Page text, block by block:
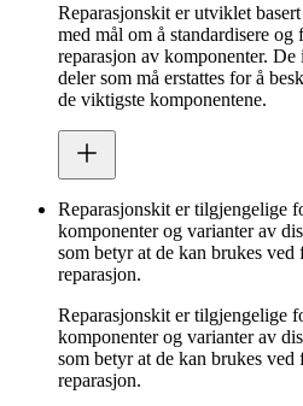
Reparasjonskit er utviklet
med mål om å standardisere og
reparasjon av komponenter.
deler som må erstattes for å
de viktigste komponentene.
Reparasjonskit er tilgjengelige
komponenter og varianter av
som betyr at de kan brukes
reparasjon.
Reparasjonskit er tilgjengelige
komponenter og varianter av
som betyr at de kan brukes
reparasjon.